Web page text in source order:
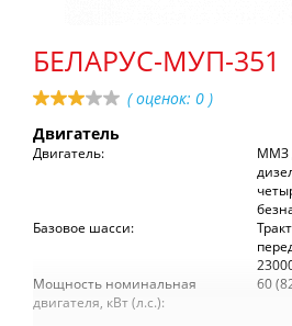
БЕЛАРУС-МУП-351
( оценок: 0 )
Двигатель
Двигатель:
ММЗ
Базовое шасси:
Мощность номинальная
двигателя, кВт (л.с.):
60